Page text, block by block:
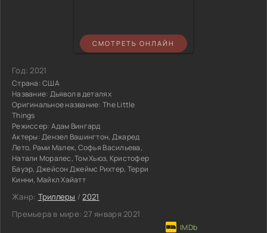
СМОТРЕТЬ ОНЛАЙН
Год:2021
Страна:США
Название: Дьявол в деталях
Оригинальное название: The Little
Things
Режиссер: Адам Вингард
Актеры:Дензел Вашингтон, Джаред
Лето, Рами Малек, Софья Васильева,
Натали Моралес, Том Хьюз, Кристофер
Бауэр, Джейсон Джеймс Рихтер, Терри
Кинни, Майкл Хайатт
Жанр: Триллеры /2021
Премьера в мире: 27 января 2021